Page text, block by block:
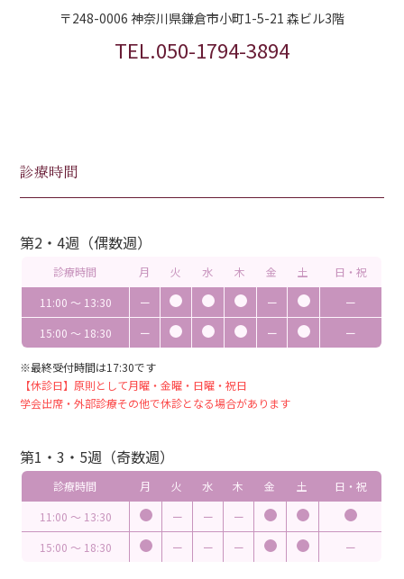
〒248-0006 神奈川県鎌倉市小町1-5-21 森ビル3階
TEL.050-1794-3894
診療時間
第2・4週（偶数週）
診療時間 月 火 水 木 金 土
日・祝
11:00 〜 13:30
ー ー
ー
15:00 〜 18:30
ー ー ー
※最終受付時間は17:30です
【休診日】原則として月曜・金曜・日曜・祝日
学会出席・外部診療その他で休診となる場合があります
第1・3・5週（奇数週）
診療時間 月 火 水 木 金 土
日・祝
11:00 〜 13:30
ー ー
ー
15:00 〜 18:30
ー ー ー ー